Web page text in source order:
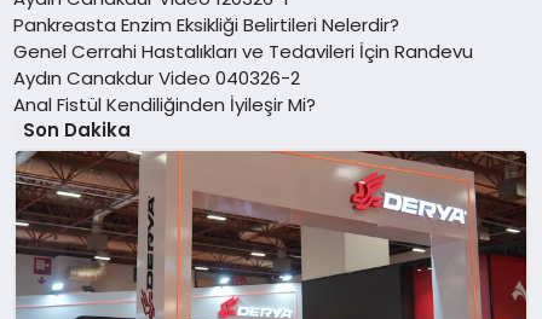
Pankreasta Enzim Eksikliği Belirtileri Nelerdir?
Genel Cerrahi Hastalıkları ve Tedavileri İçin Randevu
Aydın Canakdur Video 040326-2
Anal Fistül Kendiliğinden İyileşir Mi?
Son Dakika